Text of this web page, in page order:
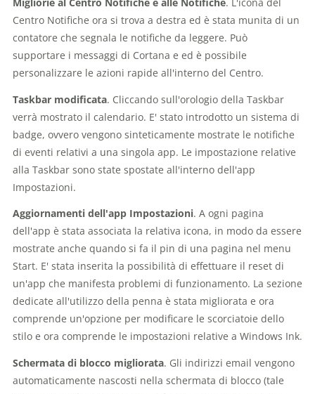
Migliorie al Centro Notifiche e alle Notifiche. L'icona del
Centro Notifiche ora si trova a destra ed è stata munita di un
contatore che segnala le notifiche da leggere. Può
supportare i messaggi di Cortana e ed è possibile
personalizzare le azioni rapide all'interno del Centro.
Taskbar modificata. Cliccando sull'orologio della Taskbar
verrà mostrato il calendario. E' stato introdotto un sistema di
badge, ovvero vengono sinteticamente mostrate le notifiche
di eventi relativi a una singola app. Le impostazione relative
alla Taskbar sono state spostate all'interno dell'app
Impostazioni.
Aggiornamenti dell'app Impostazioni. A ogni pagina
dell'app è stata associata la relativa icona, in modo da essere
mostrate anche quando si fa il pin di una pagina nel menu
Start. E' stata inserita la possibilità di effettuare il reset di
un'app che manifesta problemi di funzionamento. La sezione
dedicate all'utilizzo della penna è stata migliorata e ora
comprende un'opzione per modificare le scorciatoie dello
stilo e ora comprende le impostazioni relative a Windows Ink.
Schermata di blocco migliorata. Gli indirizzi email vengono
automaticamente nascosti nella schermata di blocco (tale